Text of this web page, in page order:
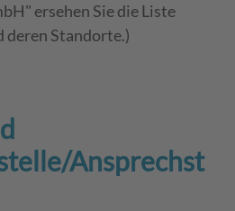
ersehen Sie die Liste
deren Standorte.)
Ansprechst